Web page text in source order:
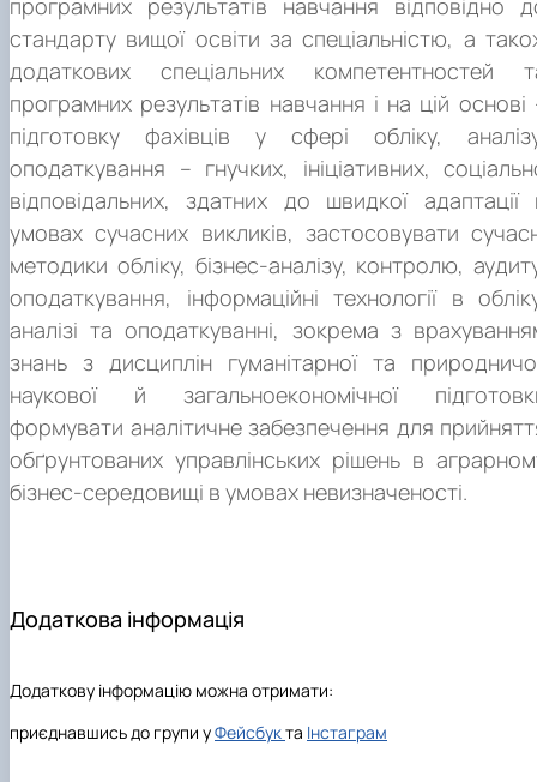
програмних результатів навчання відповідно
стандарту вищої освіти за спеціальністю, а
додаткових спеціальних компетентностей
програмних результатів навчання і на цій основі
підготовку фахівців у сфері обліку,
оподаткування – гнучких, ініціативних,
відповідальних, здатних до швидкої адаптації
умовах сучасних викликів, застосовувати
методики обліку, бізнес-аналізу, контролю,
оподаткування, інформаційні технології в
аналізі та оподаткуванні, зокрема з
знань з дисциплін гуманітарної та
наукової й загальноекономічної
формувати аналітичне забезпечення для
обґрунтованих управлінських рішень в
бізнес-середовищі в умовах невизначеності.
Інструменти та обладнання: сучасні інформаційні
системи i комп’ютерні технології, стандартні, спеціальні й
галузеві пакети прикладних програм обліку, аналізу,
контролю, аудиту, оподаткування.
Здобувачі освітньо-професійної програми
можливість отримати сертифікати за
програмами користувача прикладних програмних
«Дебет-Плюс», «MASTER: Бухгалтерія», SAP Business
податковий інспектор, ревізор-інспектор
(3442);
- помічник керівника підприємства (установи,
(3436.1); помічник керівника малого підприємства
апарату управління (3436.3); інспектор-ревізор (3439).
Професійна сертифікація проводиться за
громадських організацій бухгалтерів та аудиторів
Додаткова інформація
Додаткову інформацію можна отримати:
приєднавшись до групи уФейсбукта Інстаграм